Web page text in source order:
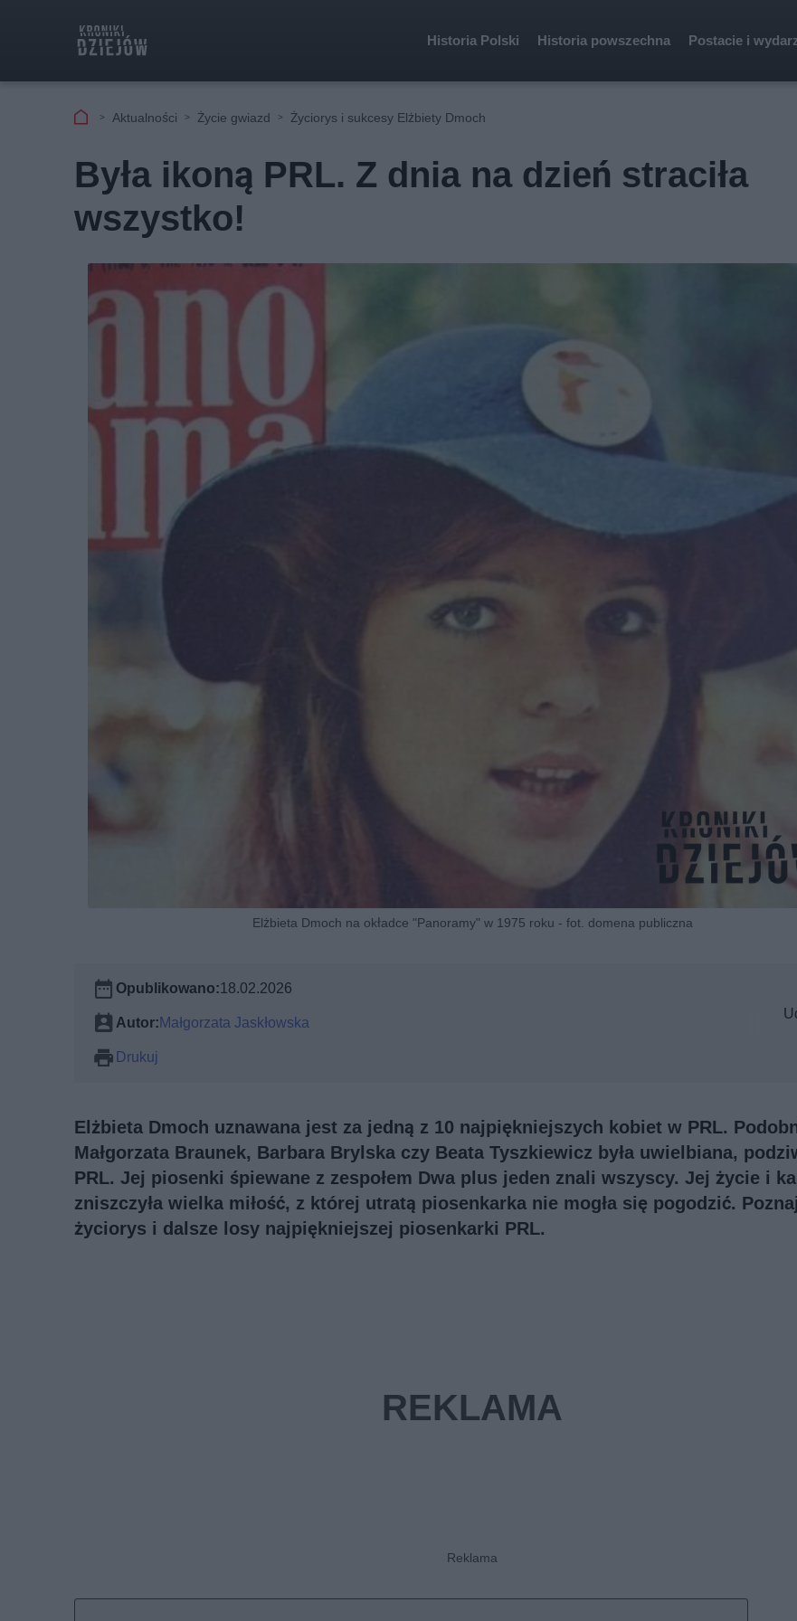
Historia Polski Historia powszechna Postacie i
Aktualności Życie gwiazd Życiorys i sukcesy Elżbiety Dmoch
Była ikoną PRL. Z dnia na dzień straciła
wszystko!
Elżbieta Dmoch na okładce "Panoramy" w 1975 roku - fot. domena publiczna
Opublikowano:18.02.2026
Autor:Małgorzata Jaskłowska
Drukuj
Elżbieta Dmoch uznawana jest za jedną z 10 najpiękniejszych kobiet w PRL.
Małgorzata Braunek, Barbara Brylska czy Beata Tyszkiewicz była uwielbiana,
PRL. Jej piosenki śpiewane z zespołem Dwa plus jeden znali wszyscy. Jej życie i
zniszczyła wielka miłość, z której utratą piosenkarka nie mogła się pogodzić. Poznaj
życiorys i dalsze losy najpiękniejszej piosenkarki PRL.